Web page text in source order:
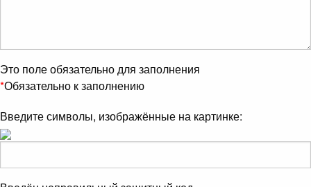
Это поле обязательно для заполнения
*Обязательно к заполнению
Введите символы, изображённые на картинке: